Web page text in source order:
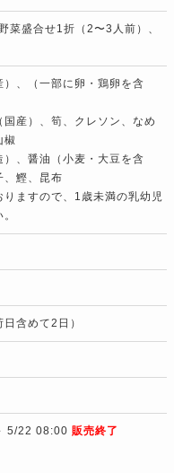
菜盛合せ1折（2〜3人前）、
、（一部に卵・鶏卵を含
国産）、筍、クレソン、なめ
椒
）、醤油（小麦・大豆を含
、鰹、昆布
ますので、1歳未満の乳幼児
含めて2日）
5/22 08:00 販売終了